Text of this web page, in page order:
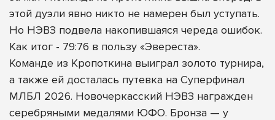
этой дуэли явно никто не намерен был уступать.
Но НЭВЗ подвела накопившаяся череда ошибок.
Как итог - 79:76 в пользу «Эвереста».
Команде из Кропоткина выиграл золото турнира,
а также ей досталась путевка на Суперфинал
МЛБЛ 2026. Новочеркасский НЭВЗ награжден
серебряными медалями ЮФО. Бронза — у